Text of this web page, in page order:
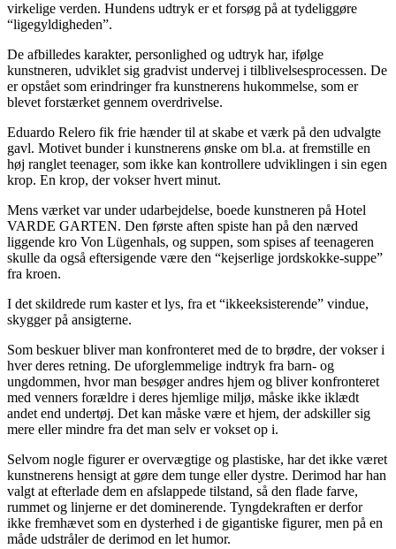
virkelige verden. Hundens udtryk er et forsøg på at tydeliggøre
“ligegyldigheden”.
De afbilledes karakter, personlighed og udtryk har, ifølge
kunstneren, udviklet sig gradvist undervej i tilblivelsesprocessen. De
er opstået som erindringer fra kunstnerens hukommelse, som er
blevet forstærket gennem overdrivelse.
Eduardo Relero fik frie hænder til at skabe et værk på den udvalgte
gavl. Motivet bunder i kunstnerens ønske om bl.a. at fremstille en
høj ranglet teenager, som ikke kan kontrollere udviklingen i sin egen
krop. En krop, der vokser hvert minut.
Mens værket var under udarbejdelse, boede kunstneren på Hotel
VARDE GARTEN. Den første aften spiste han på den nærved
liggende kro Von Lügenhals, og suppen, som spises af teenageren
skulle da også eftersigende være den “kejserlige jordskokke-suppe”
fra kroen.
I det skildrede rum kaster et lys, fra et “ikkeeksisterende” vindue,
skygger på ansigterne.
Som beskuer bliver man konfronteret med de to brødre, der vokser i
hver deres retning. De uforglemmelige indtryk fra barn- og
ungdommen, hvor man besøger andres hjem og bliver konfronteret
med venners forældre i deres hjemlige miljø, måske ikke iklædt
andet end undertøj. Det kan måske være et hjem, der adskiller sig
mere eller mindre fra det man selv er vokset op i.
Selvom nogle figurer er overvægtige og plastiske, har det ikke været
kunstnerens hensigt at gøre dem tunge eller dystre. Derimod har han
valgt at efterlade dem en afslappede tilstand, så den flade farve,
rummet og linjerne er det dominerende. Tyngdekraften er derfor
ikke fremhævet som en dysterhed i de gigantiske figurer, men på en
måde udstråler de derimod en let humor.